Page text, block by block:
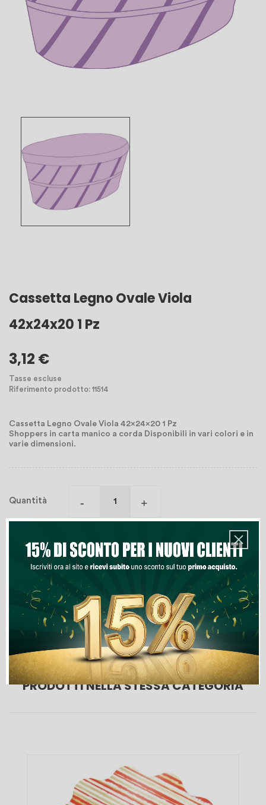
Cassetta Legno Ovale Viola
42x24x20 1 Pz
3,12 €
Tasse escluse
Riferimento prodotto: 11514
Cassetta Legno Ovale Viola 42x24x20 1 Pz
Shoppers in carta manico a corda Disponibili in vari colori e in
varie dimensioni.
Quantità
Aggiungi Al Carrello
Lista Dei Desideri
Ultimi articoli in magazzino
PRODOTTI NELLA STESSA CATEGORIA